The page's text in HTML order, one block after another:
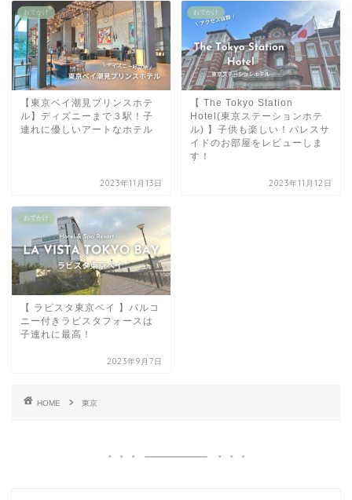
おでかけ
【東京ベイ潮見プリンスホテ
ル】ディズニーまで３駅！子
連れに優しいアートなホテル
2023年11月13日
おでかけ
【 The Tokyo Station
Hotel(東京ステーションホテ
ル) 】子供も楽しい！パレスサ
イドのお部屋をレビューしま
す！
2023年11月12日
おでかけ
【 ラビスタ東京ベイ 】バルコ
ニー付きラビスタフォースは
子連れに最高！
2023年9月7日
HOME 東京